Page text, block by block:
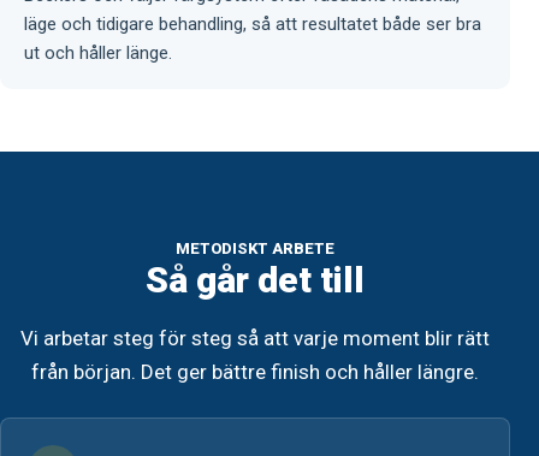
läge och tidigare behandling, så att resultatet både ser bra
ut och håller länge.
METODISKT ARBETE
Så går det till
Vi arbetar steg för steg så att varje moment blir rätt
från början. Det ger bättre finish och håller längre.